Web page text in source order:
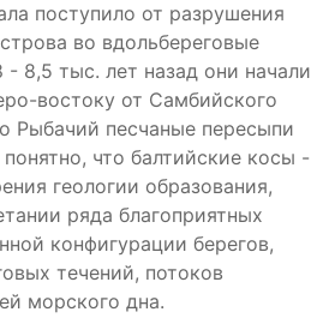
поступило от разрушения
во вдольбереговые
8,5 тыс. лет назад они начали
востоку от Самбийского
Рыбачий песчаные пересыпи
что балтийские косы -
геологии образования,
ряда благоприятных
конфигурации берегов,
течений, потоков
морского дна.